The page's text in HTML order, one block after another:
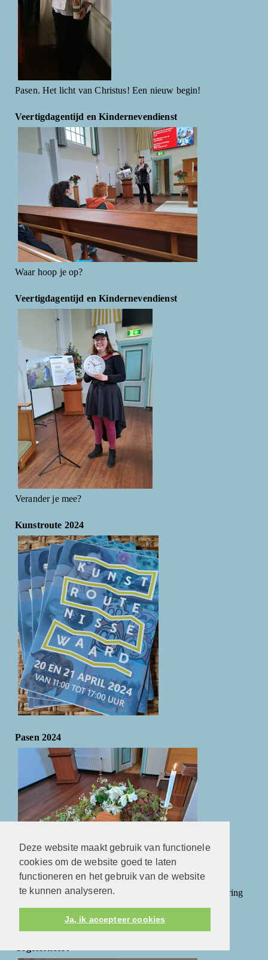
Deze website maakt gebruik van functionele
cookies om de website goed te laten
functioneren en het gebruik van de website
te kunnen analyseren.
Ja, ik accepteer cookies
Pasen. Het licht van Christus! Een nieuw begin!
Veertigdagentijd en Kindernevendienst
Waar hoop je op?
Veertigdagentijd en Kindernevendienst
Verander je mee?
Kunstroute 2024
Pasen 2024
In het fotoalbum vindt u enkele foto's van de mooie viering
met Pasen.